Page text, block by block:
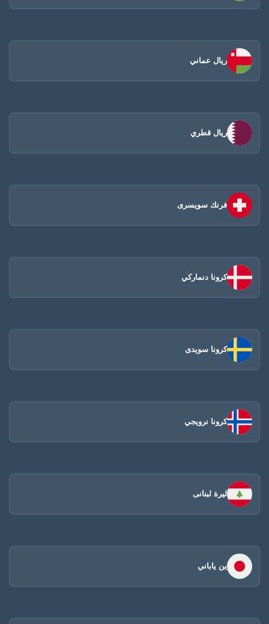
ريال عماني
ريال قطري
فرنك سويسرى
كرونا دنماركي
كرونا سويدى
كرونا نرويجي
ليرة لبنانى
ين ياباني